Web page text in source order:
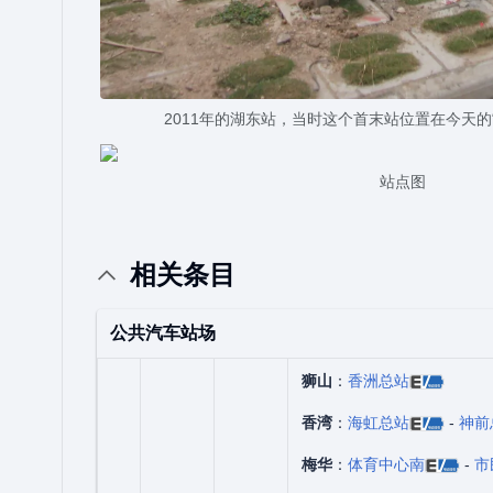
2011年的湖东站，当时这个首末站位置在今天
站点图
相关条目
公共汽车站场
狮山 ： 香洲总站
香湾 ： 海虹总站 - 神前
梅华： 体育中心南 - 市